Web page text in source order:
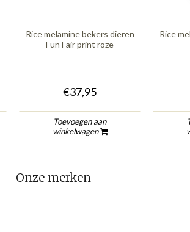
Rice melamine bekers dieren
Fun Fair print roze
€37,95
Toevoegen aan
winkelwagen
Rice
Onze merken